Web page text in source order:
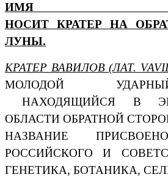
ИМЯ
НОСИТ КРАТЕР НА
ЛУНЫ.
КРАТЕР ВАВИЛОВ (ЛАТ.
МОЛОДОЙ
НАХОДЯЩИЙСЯ В
ОБЛАСТИ ОБРАТНОЙ
НАЗВАНИЕ
РОССИЙСКОГО И
ГЕНЕТИКА, БОТАНИКА,